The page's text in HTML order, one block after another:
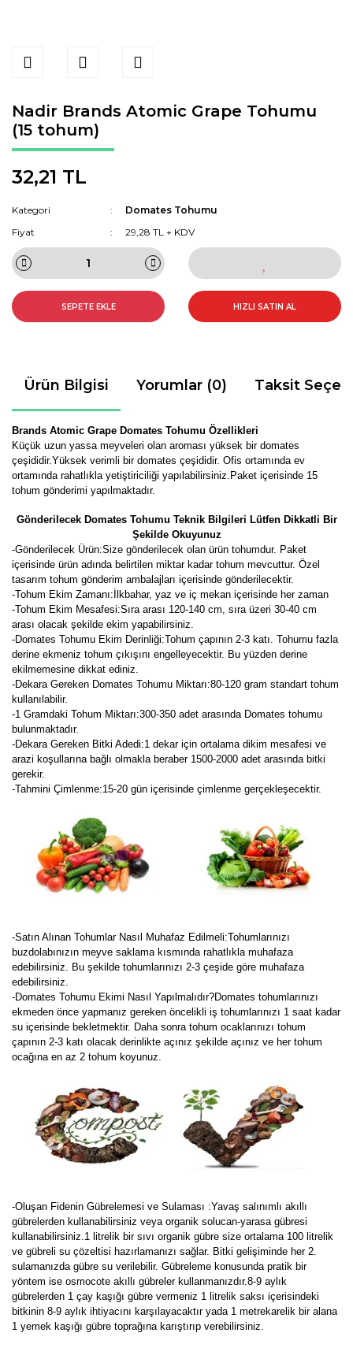
Nadir Brands Atomic Grape Tohumu
(15 tohum)
32,21 TL
Kategori
Domates Tohumu
Fiyat
29,28 TL + KDV
SEPETE EKLE HIZLI SATIN AL
Ürün Bilgisi Yorumlar (0) Taksit
Brands Atomic Grape Domates Tohumu Özellikleri
Küçük uzun yassa meyveleri olan aroması yüksek bir domates
çeşididir.Yüksek verimli bir domates çeşididir. Ofis ortamında ev
ortamında rahatlıkla yetiştiriciliği yapılabilirsiniz.Paket içerisinde 15
tohum gönderimi yapılmaktadır.
Gönderilecek Domates Tohumu Teknik Bilgileri Lütfen Dikkatli Bir
Şekilde Okuyunuz
-Gönderilecek Ürün:Size gönderilecek olan ürün tohumdur. Paket
içerisinde ürün adında belirtilen miktar kadar tohum mevcuttur. Özel
tasarım tohum gönderim ambalajları içerisinde gönderilecektir.
-Tohum Ekim Zamanı:İlkbahar, yaz ve iç mekan içerisinde her zaman
-Tohum Ekim Mesafesi:Sıra arası 120-140 cm, sıra üzeri 30-40 cm
arası olacak şekilde ekim yapabilirsiniz.
-Domates Tohumu Ekim Derinliği:Tohum çapının 2-3 katı. Tohumu fazla
derine ekmeniz tohum çıkışını engelleyecektir. Bu yüzden derine
ekilmemesine dikkat ediniz.
-Dekara Gereken Domates Tohumu Miktarı:80-120 gram standart tohum
kullanılabilir.
-1 Gramdaki Tohum Miktarı:300-350 adet arasında Domates tohumu
bulunmaktadır.
-Dekara Gereken Bitki Adedi:1 dekar için ortalama dikim mesafesi ve
arazi koşullarına bağlı olmakla beraber 1500-2000 adet arasında bitki
gerekir.
-Tahmini Çimlenme:15-20 gün içerisinde çimlenme gerçekleşecektir.
-Satın Alınan Tohumlar Nasıl Muhafaz Edilmeli:Tohumlarınızı
buzdolabınızın meyve saklama kısmında rahatlıkla muhafaza
edebilirsiniz. Bu şekilde tohumlarınızı 2-3 çeşide göre muhafaza
edebilirsiniz.
-Domates Tohumu Ekimi Nasıl Yapılmalıdır?Domates tohumlarınızı
ekmeden önce yapmanız gereken öncelikli iş tohumlarınızı 1 saat kadar
su içerisinde bekletmektir. Daha sonra tohum ocaklarınızı tohum
çapının 2-3 katı olacak derinlikte açınız şekilde açınız ve her tohum
ocağına en az 2 tohum koyunuz.
-Oluşan Fidenin Gübrelemesi ve Sulaması :Yavaş salınımlı akıllı
gübrelerden kullanabilirsiniz veya organik solucan-yarasa gübresi
kullanabilirsiniz.1 litrelik bir sıvı organik gübre size ortalama 100 litrelik
ve gübreli su çözeltisi hazırlamanızı sağlar. Bitki gelişiminde her 2.
sulamanızda gübre su verilebilir. Gübreleme konusunda pratik bir
yöntem ise osmocote akıllı gübreler kullanmanızdır.8-9 aylık
gübrelerden 1 çay kaşığı gübre vermeniz 1 litrelik saksı içerisindeki
bitkinin 8-9 aylık ihtiyacını karşılayacaktır yada 1 metrekarelik bir alana
1 yemek kaşığı gübre toprağına karıştırıp verebilirsiniz.